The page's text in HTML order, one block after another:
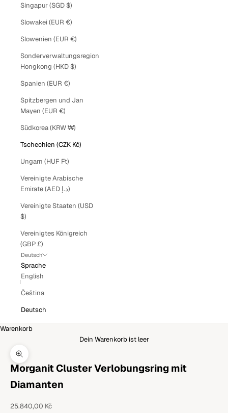
Singapur (SGD $)
Slowakei (EUR €)
Slowenien (EUR €)
Sonderverwaltungsregion
Hongkong (HKD $)
Spanien (EUR €)
Spitzbergen und Jan
Mayen (EUR €)
Südkorea (KRW ₩)
Tschechien (CZK Kč)
Ungarn (HUF Ft)
Vereinigte Arabische
Emirate (AED د.إ)
Vereinigte Staaten (USD
$)
Vereinigtes Königreich
(GBP £)
Deutsch
Sprache
English
Čeština
Deutsch
Warenkorb
Dein Warenkorb ist leer
Bild vergrößern
Morganit Cluster Verlobungsring mit
Diamanten
Angebot
25.840,00 Kč